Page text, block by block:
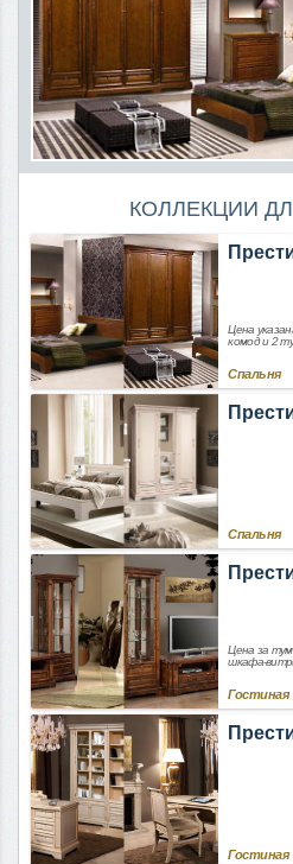
КОЛЛЕКЦИИ
Цена
комод и 2
Спальня
Спальня
Цена за
шкафа-
Гостиная
Гостиная